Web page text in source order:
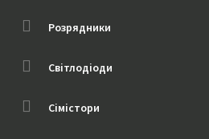
Розрядники
Світлодіоди
Сімістори